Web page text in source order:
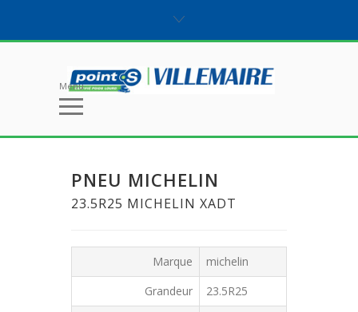
Menu
PNEU MICHELIN
23.5R25 MICHELIN XADT
Marque
michelin
Grandeur
23.5R25